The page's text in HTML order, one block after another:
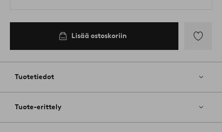
Lisää ostoskoriin
Tuotetiedot
Tuote-erittely